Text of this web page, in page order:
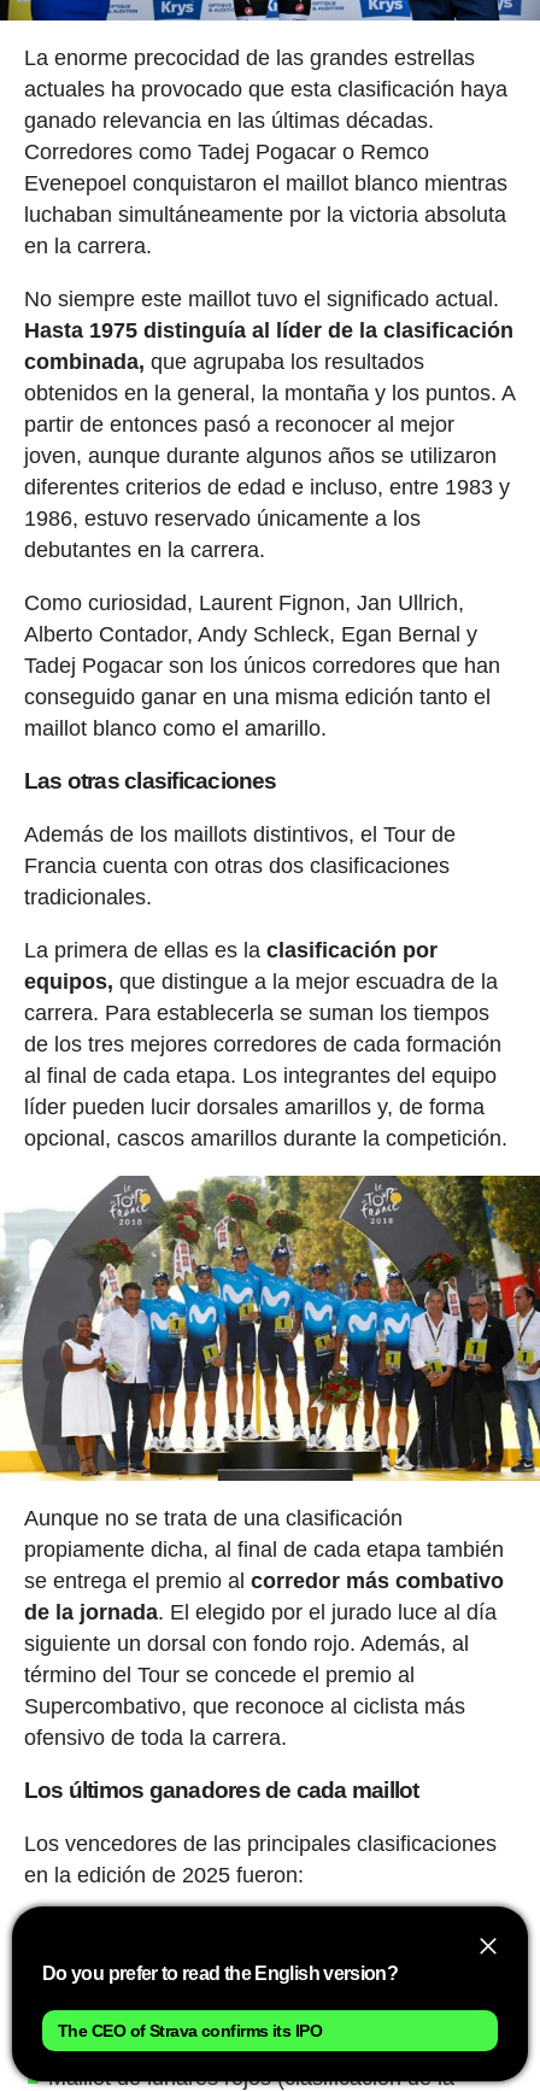
La enorme precocidad de las grandes estrellas
actuales ha provocado que esta clasificación haya
ganado relevancia en las últimas décadas.
Corredores como Tadej Pogacar o Remco
Evenepoel conquistaron el maillot blanco mientras
luchaban simultáneamente por la victoria absoluta
en la carrera.
No siempre este maillot tuvo el significado actual.
Hasta 1975 distinguía al líder de la clasificación
combinada, que agrupaba los resultados
obtenidos en la general, la montaña y los puntos. A
partir de entonces pasó a reconocer al mejor
joven, aunque durante algunos años se utilizaron
diferentes criterios de edad e incluso, entre 1983 y
1986, estuvo reservado únicamente a los
debutantes en la carrera.
Como curiosidad, Laurent Fignon, Jan Ullrich,
Alberto Contador, Andy Schleck, Egan Bernal y
Tadej Pogacar son los únicos corredores que han
conseguido ganar en una misma edición tanto el
maillot blanco como el amarillo.
Las otras clasificaciones
Además de los maillots distintivos, el Tour de
Francia cuenta con otras dos clasificaciones
tradicionales.
La primera de ellas es la clasificación por
equipos, que distingue a la mejor escuadra de la
carrera. Para establecerla se suman los tiempos
de los tres mejores corredores de cada formación
al final de cada etapa. Los integrantes del equipo
líder pueden lucir dorsales amarillos y, de forma
opcional, cascos amarillos durante la competición.
Aunque no se trata de una clasificación
propiamente dicha, al final de cada etapa también
se entrega el premio al corredor más combativo
de la jornada. El elegido por el jurado luce al día
siguiente un dorsal con fondo rojo. Además, al
término del Tour se concede el premio al
Supercombativo, que reconoce al ciclista más
ofensivo de toda la carrera.
Los últimos ganadores de cada maillot
Los vencedores de las principales clasificaciones
en la edición de 2025 fueron:
Pogacar
Jonathan Milan
Maillot de lunares rojos (clasificación de la
Do you prefer to read the English version?
The CEO of Strava confirms its IPO